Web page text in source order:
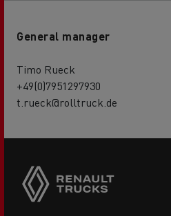
General manager
Timo Rueck
+49(0)7951297930
t.rueck@rolltruck.de